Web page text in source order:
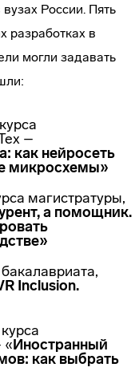
вузах России. Пять
разработках в
могли задавать
–
как нейросеть
микросхемы»
магистратуры,
а помощник.
Inclusion.
«Иностранный
как выбрать